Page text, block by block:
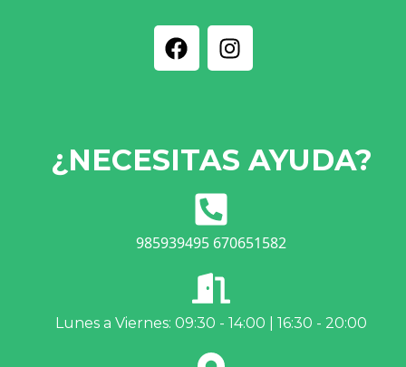
¿NECESITAS AYUDA?
985939495 670651582
Lunes a Viernes: 09:30 - 14:00 | 16:30 - 20:00